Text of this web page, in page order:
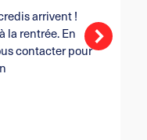
arrivent !
la rentrée. En
contacter pour